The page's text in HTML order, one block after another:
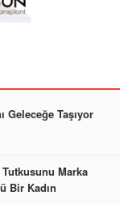
Geleceğe Taşıyor
Marka
Bir Kadın